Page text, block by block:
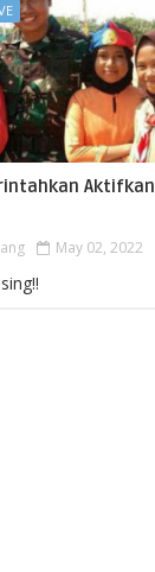
Aktifkan
May 02, 2022